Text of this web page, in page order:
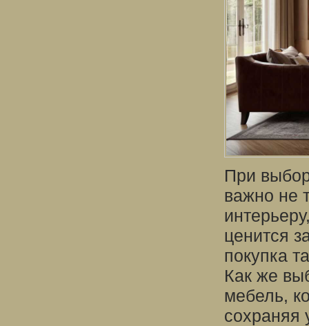
При
важно не
ценится
покупка
Как же
мебель,
сохраняя